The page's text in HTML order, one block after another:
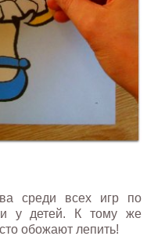
среди всех игр по
у детей. К тому же
обожают лепить!